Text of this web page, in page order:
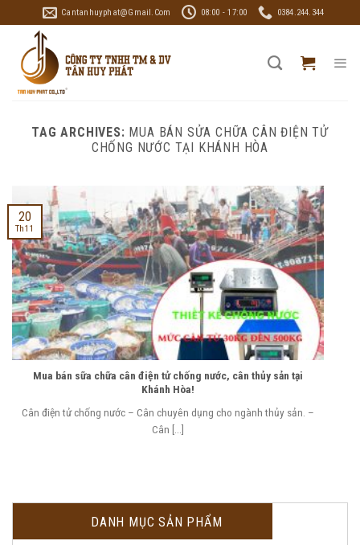
to
content
Cantanhuyphat@gmail.com 08:00 - 17:00 0384.244.344
TAG ARCHIVES: MUA BÁN SỬA CHỮA CÂN ĐIỆN TỬ
CHỐNG NƯỚC TẠI KHÁNH HÒA
Mua bán sữa chữa cân điện tử chống nước, cân thủy sản tại
Khánh Hòa!
Cân điện tử chống nước – Cân chuyên dụng cho ngành thủy sản. –
Cân [...]
20
Th11
DANH MỤC SẢN PHẨM